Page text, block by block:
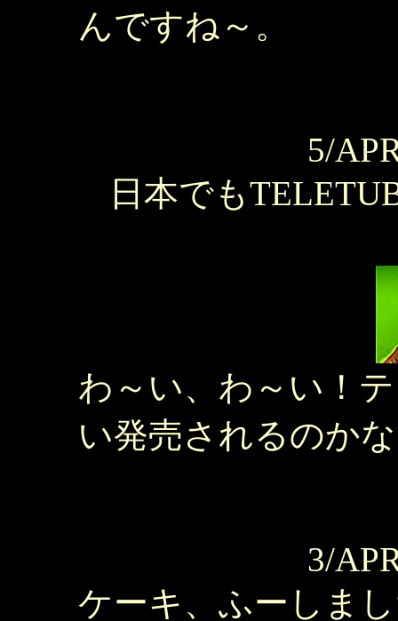
んですね～。
5/
日本でも
わ～い、わ～い！
い発売されるのか
3/
ケーキ、ふーしま